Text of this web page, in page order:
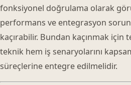
fonksiyonel doğrulama olarak
performans ve entegrasyon
kaçırabilir. Bundan kaçınmak için
teknik hem iş senaryolarını
süreçlerine entegre edilmelidir.